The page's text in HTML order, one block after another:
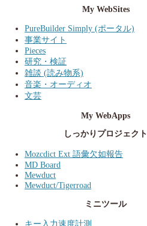
My WebSites
PureBuilder Simply (ポータル)
事業サイト
Pieces
研究・検証
雑談 (読み物系)
音楽・オーディオ
文芸
My WebApps
しっかりプロジェクト
Mozcdict Ext 語彙欠如報告
MD Board
Mewduct
Mewduct/Tigerroad
ミニツール
キー入力速度計測